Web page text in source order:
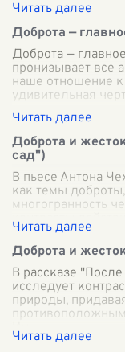
Доброта —
Доброта —
пронизывает все
наше отношение
удивительная
Доброта и
сад")
В пьесе Антона
как темы
многогранность
контрасты
Доброта и
В рассказе
исследует
природы,
Им